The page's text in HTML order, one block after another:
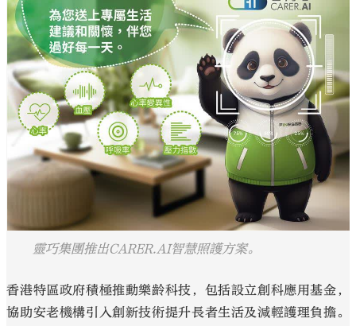
大公文匯
靈巧集團推出CARER.AI智慧照護方案。
香港特區政府積極推動樂齡科技，包括設立創科應用基金，
協助安老機構引入創新技術提升長者生活及減輕護理負擔。